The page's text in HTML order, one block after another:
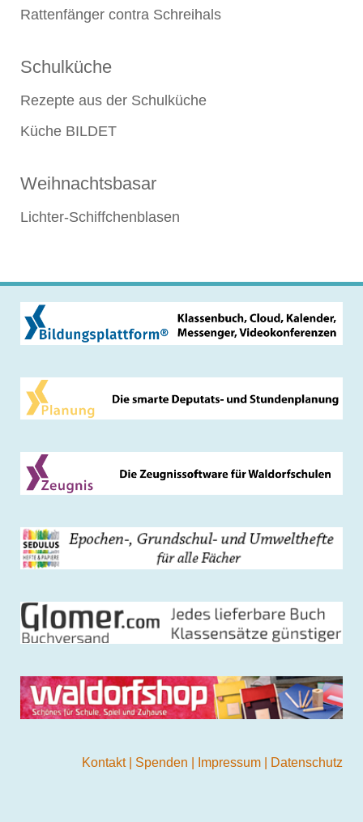
Rattenfänger contra Schreihals
Schulküche
Rezepte aus der Schulküche
Küche BILDET
Weihnachtsbasar
Lichter-Schiffchenblasen
Kontakt Spenden Impressum Datenschutz